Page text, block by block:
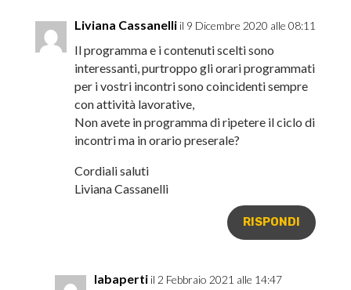
Liviana Cassanelli il 9 Dicembre 2020 alle 08:11
Il programma e i contenuti scelti sono
interessanti, purtroppo gli orari programmati
per i vostri incontri sono coincidenti sempre
con attività lavorative,
Non avete in programma di ripetere il ciclo di
incontri ma in orario preserale?
Cordiali saluti
Liviana Cassanelli
RISPONDI
labaperti il 2 Febbraio 2021 alle 14:47